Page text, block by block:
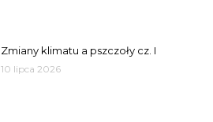
Zmiany klimatu a pszczoły cz. I
10 lipca 2026